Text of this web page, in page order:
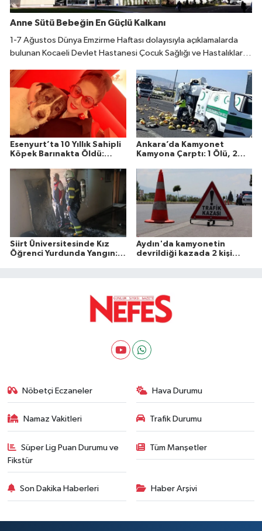
Anne Sütü Bebeğin En Güçlü Kalkanı
1-7 Ağustos Dünya Emzirme Haftası dolayısıyla açıklamalarda
bulunan Kocaeli Devlet Hastanesi Çocuk Sağlığı ve Hastalıkları
içinde emzirmeye başlanmasının büyük önem taşıdığını belirtti.
Esenyurt’ta 10 Yıllık Sahipli
Köpek Barınakta Öldü:
Soruşturma Talebi
Ankara’da Kamyonet
Kamyona Çarptı: 1 Ölü, 2
Siirt Üniversitesinde Kız
Öğrenci Yurdunda Yangın: 1
Aydın'da kamyonetin
devrildiği kazada 2 kişi
Nöbetçi Eczaneler Hava Durumu
Namaz Vakitleri Trafik Durumu
Süper Lig Puan Durumu ve
Fikstür
Tüm Manşetler
Son Dakika Haberleri Haber Arşivi